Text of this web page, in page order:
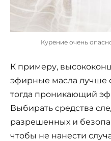
Курение очень
К примеру,
эфирные масла лучше
тогда проникающий
Выбирать средства
разрешенных и
чтобы не нанести